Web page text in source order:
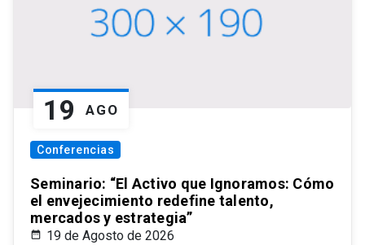
19 AGO
Conferencias
Seminario: “El Activo que Ignoramos: Cómo
el envejecimiento redefine talento,
mercados y estrategia”
19 de Agosto de 2026